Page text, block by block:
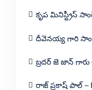
కృప మినిస్ట్రీస్
దీవెనయ్య గారి
బ్రదర్ జె జాన్ గారు
రాజ్ ప్రకాష్ పాల్ –